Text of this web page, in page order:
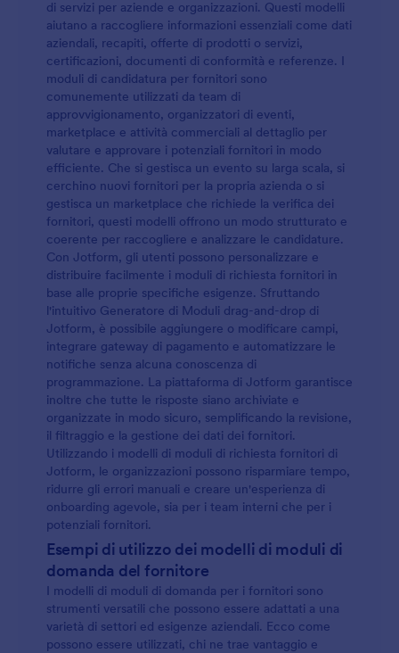
di servizi per aziende e organizzazioni. Questi modelli
aiutano a raccogliere informazioni essenziali come dati
aziendali, recapiti, offerte di prodotti o servizi,
certificazioni, documenti di conformità e referenze. I
moduli di candidatura per fornitori sono
comunemente utilizzati da team di
approvvigionamento, organizzatori di eventi,
marketplace e attività commerciali al dettaglio per
valutare e approvare i potenziali fornitori in modo
efficiente. Che si gestisca un evento su larga scala, si
cerchino nuovi fornitori per la propria azienda o si
gestisca un marketplace che richiede la verifica dei
fornitori, questi modelli offrono un modo strutturato e
coerente per raccogliere e analizzare le candidature.
Con Jotform, gli utenti possono personalizzare e
distribuire facilmente i moduli di richiesta fornitori in
base alle proprie specifiche esigenze. Sfruttando
l'intuitivo Generatore di Moduli drag-and-drop di
Jotform, è possibile aggiungere o modificare campi,
integrare gateway di pagamento e automatizzare le
notifiche senza alcuna conoscenza di
programmazione. La piattaforma di Jotform garantisce
inoltre che tutte le risposte siano archiviate e
organizzate in modo sicuro, semplificando la revisione,
il filtraggio e la gestione dei dati dei fornitori.
Utilizzando i modelli di moduli di richiesta fornitori di
Jotform, le organizzazioni possono risparmiare tempo,
ridurre gli errori manuali e creare un'esperienza di
onboarding agevole, sia per i team interni che per i
potenziali fornitori.
Esempi di utilizzo dei modelli di moduli di
domanda del fornitore
I modelli di moduli di domanda per i fornitori sono
strumenti versatili che possono essere adattati a una
varietà di settori ed esigenze aziendali. Ecco come
possono essere utilizzati, chi ne trae vantaggio e